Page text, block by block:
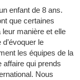
enfant de 8 ans.
que certaines
manière et elle
le
les équipes de la
affaire qui prends
Nous